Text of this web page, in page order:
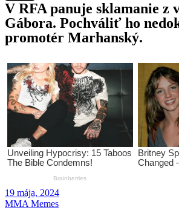
V RFA panuje sklamanie z
Gábora. Pochváliť ho
promotér Marhanský.
19 mája, 2024
MMA Memes